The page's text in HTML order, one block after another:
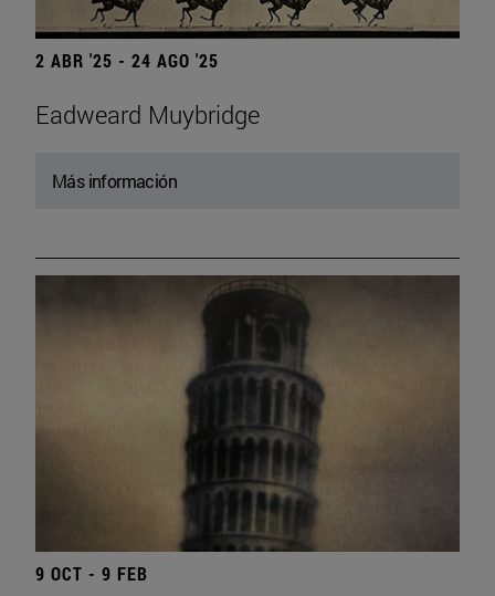
2 ABR '25 - 24 AGO '25
Eadweard Muybridge
Más información
9 OCT - 9 FEB